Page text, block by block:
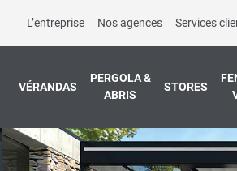
L’entreprise Nos agences Services
VÉRANDAS
PERGOLA &
ABRIS
STORES